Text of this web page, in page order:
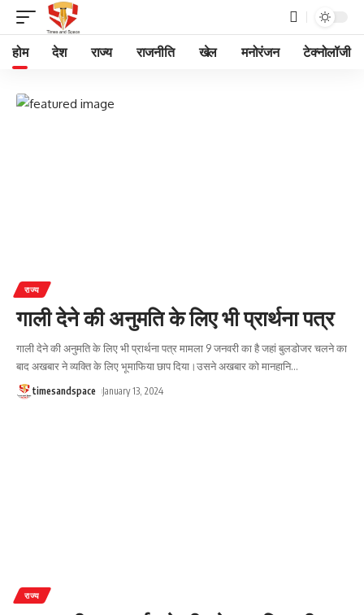
होम देश राज्य राजनीति खेल मनोरंजन टेक्नोलॉजी
राज्य
गाली देने की अनुमति के लिए भी प्रार्थना पत्र
गाली देने की अनुमति के लिए भी प्रार्थना पत्र मामला 9 जनवरी का है जहां बुलडोजर चलने का
बाद अखबार ने व्यक्ति के लिए भूमाफिया छाप दिया।उसने अखबार को मानहानि…
timesandspace January 13, 2024
राज्य